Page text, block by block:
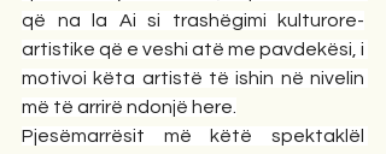
që na la Ai si trashëgimi kulturore-
artistike që e veshi atë me pavdekësi, i
motivoi këta artistë të ishin në nivelin
më të arrirë ndonjë here.
Pjesëmarrësit më këtë spektaklël